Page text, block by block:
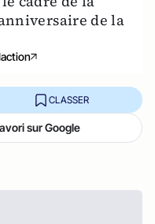
de la
CLASSER
sur Google